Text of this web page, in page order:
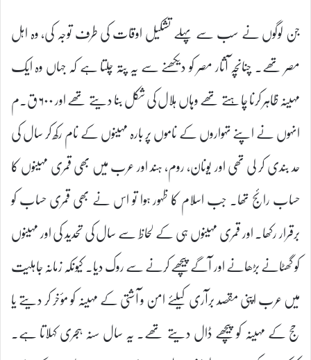
جن لوگوں نے سب سے پہلے تشکیل اوقات کی طرف توجہ کی، وہ اہل
مصر تھے۔ چنانچہ آثار مصر کو دیکھنے سے یہ پتہ چلتا ہے کہ جہاں وہ ایک
مہینہ ظاہر کرنا چاہتے تھے وہاں ہلال کی شکل بنا دیتے تھے اور ۶۰۰ ق۔م
انہوں نے اپنے تہواروں کے ناموں پر بارہ مہینوں کے نام رکھ کر سال کی
حد بندی کر لی تھی اور یونان، روم، ہند اور عرب میں بھی قمری مہینوں کا
حساب رائج تھا۔ جب اسلام کا ظہور ہوا تو اس نے بھی قمری حساب کو
برقرار رکھا۔ اور قمری مہینوں ہی کے لحاظ سے سال کی تحدید کی اور مہینوں
کو گھٹانے بڑھانے اور آگے پیچھے کرنے سے روک دیا۔ کیونکہ زمانہ جاہلیت
میں عرب اپنی مقصد برآری کیلئے امن و آشتی کے مہینہ کو مؤخر کر دیتے یا
حج کے مہینہ کو پیچھے ڈال دیتے تھے۔ یہ سال سنہ ہجری کہلاتا ہے۔